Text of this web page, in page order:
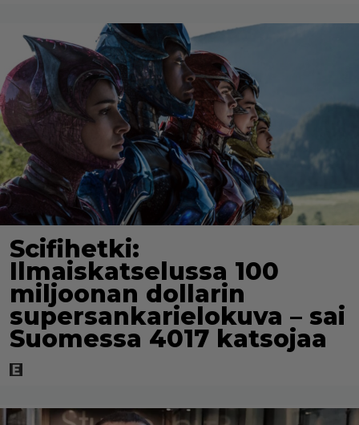
Scifihetki:
Ilmaiskatselussa 100
miljoonan dollarin
supersankarielokuva – sai
Suomessa 4017 katsojaa